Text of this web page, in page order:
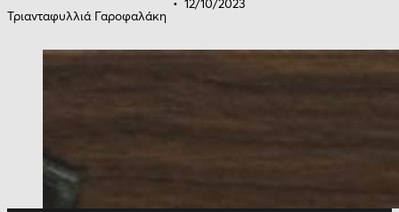
Τριανταφυλλιά Γαροφαλάκη
12/10/2023